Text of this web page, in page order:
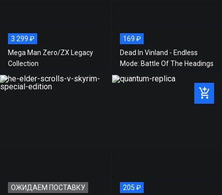
Стоимость игры на нашем
сайте
Рекомендованная розничная
цена
249 ₽
Экономия
0 ₽
3 299 ₽
Mega Man Zero/ZX Legacy
Collection
169 ₽
Dead In Vinland - Endless
Mode: Battle Of The Headings
ОЖИДАЕМ ПОСТАВКУ
205 ₽